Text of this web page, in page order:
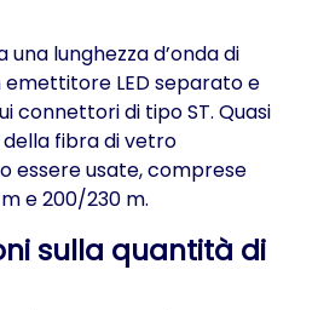
una lunghezza d’onda di
emettitore LED separato e
connettori di tipo ST. Quasi
fibra di vetro
essere usate, comprese
e 200/230 m.
sulla quantità di